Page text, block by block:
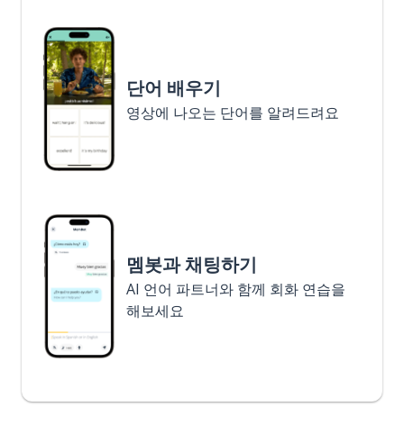
단어 배우기
영상에 나오는 단어를 알려드려요
멤봇과 채팅하기
AI 언어 파트너와 함께 회화 연습을
해보세요